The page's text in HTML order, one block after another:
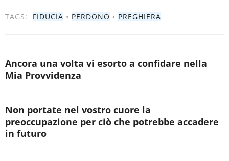
TAGS: FIDUCIA • PERDONO • PREGHIERA
Ancora una volta vi esorto a confidare nella
Mia Provvidenza
Non portate nel vostro cuore la
preoccupazione per ciò che potrebbe accadere
in futuro